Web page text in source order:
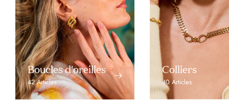
Boucles d'oreilles
42 Articles
Colliers
40 Articles